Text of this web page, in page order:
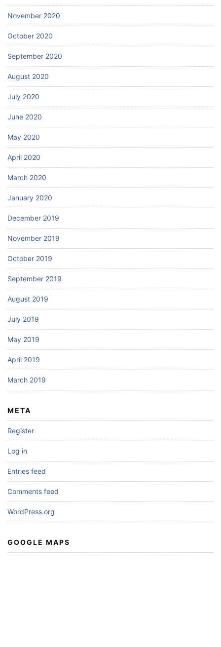
November 2020
October 2020
September 2020
August 2020
July 2020
June 2020
May 2020
April 2020
March 2020
January 2020
December 2019
November 2019
October 2019
September 2019
August 2019
July 2019
May 2019
April 2019
March 2019
META
Register
Log in
Entries feed
Comments feed
WordPress.org
GOOGLE MAPS